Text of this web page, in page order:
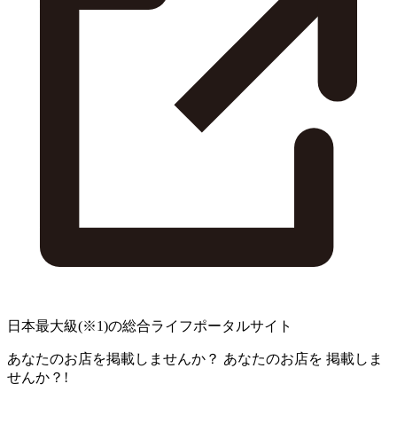
日本最大級(※1)の総合ライフポータルサイト
あなたのお店を掲載しませんか？ あなたのお店を 掲載しま
せんか？!